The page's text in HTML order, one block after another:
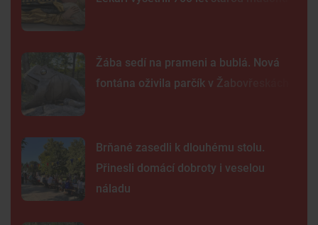
Žába sedí na prameni a bublá. Nová
fontána oživila parčík v Žabovřeskách
Brňané zasedli k dlouhému stolu.
Přinesli domácí dobroty i veselou
náladu